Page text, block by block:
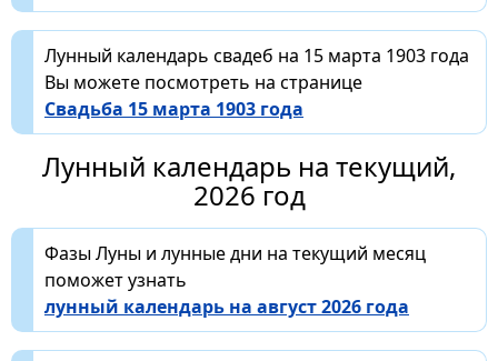
Лунный календарь свадеб на 15 марта 1903 года
Вы можете посмотреть на странице
Свадьба 15 марта 1903 года
Лунный календарь на текущий,
2026 год
Фазы Луны и лунные дни на текущий месяц
поможет узнать
лунный календарь на август 2026 года